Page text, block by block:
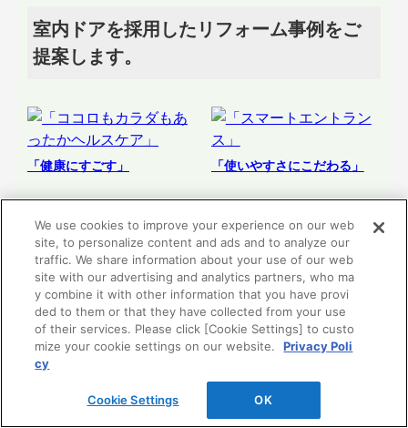
室内ドアを採用したリフォーム事例をご
提案します。
「健康にすごす」
たかヘルスケア」
リフォーム提案
を見る
「使いやすさにこだわる」
ス」
リフォーム提案
を見る
We use cookies to improve your experience on our web
site, to personalize content and ads and to analyze our
traffic. We share information about your use of our web
site with our advertising and analytics partners, who ma
y combine it with other information that you have provi
ded to them or that they have collected from your use
of their services. Please click [Cookie Settings] to custo
mize your cookie settings on our website.
Privacy Poli
cy
Cookie Settings OK